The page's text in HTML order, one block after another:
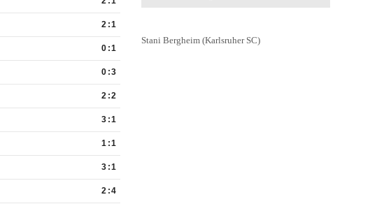
Stani Bergheim (Karlsruher SC)